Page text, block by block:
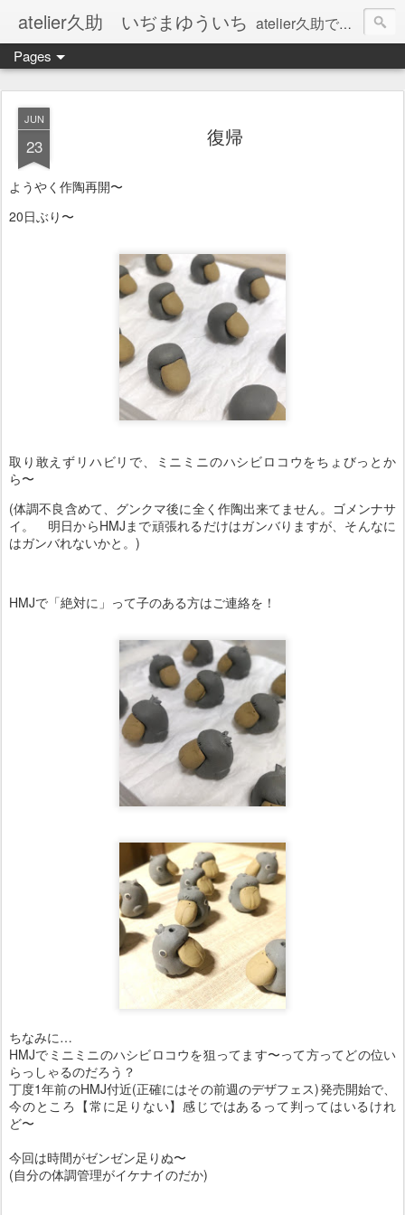
atelier久助 いぢまゆういち atelier久助では土と火から暖かなモノたちを生み出しています。 ご覧になられた方が和んで頂ければ幸いです。
Pages
JUN
23 復帰
ようやく作陶再開〜
20日ぶり〜
取り敢えずリハビリで、ミニミニのハシビロコウをちょびっとか
ら〜
(体調不良含めて、グンクマ後に全く作陶出来てません。ゴメンナサ
イ。 明日からHMJまで頑張れるだけはガンバりますが、そんなに
はガンバれないかと。)
HMJで「絶対に」って子のある方はご連絡を！
ちなみに…
HMJでミニミニのハシビロコウを狙ってます〜って方ってどの位い
らっしゃるのだろう？
丁度1年前のHMJ付近(正確にはその前週のデザフェス)発売開始で、
今のところ【常に足りない】感じではあるって判ってはいるけれ
ど〜
今回は時間がゼンゼン足りぬ〜
(自分の体調管理がイケナイのだか)